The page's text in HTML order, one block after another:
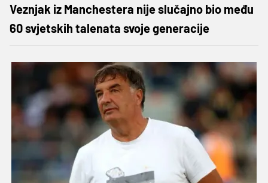
Veznjak iz Manchestera nije slučajno bio među
60 svjetskih talenata svoje generacije